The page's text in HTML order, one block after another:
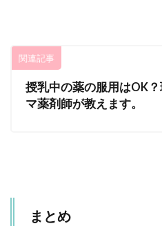
関連記事
授乳中の薬の服用はOK
マ薬剤師が教えます。
まとめ